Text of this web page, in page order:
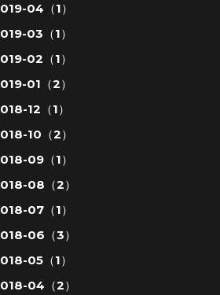
04（1）
03（1）
02（1）
01（2）
12（1）
10（2）
09（1）
08（2）
07（1）
06（3）
05（1）
04（2）